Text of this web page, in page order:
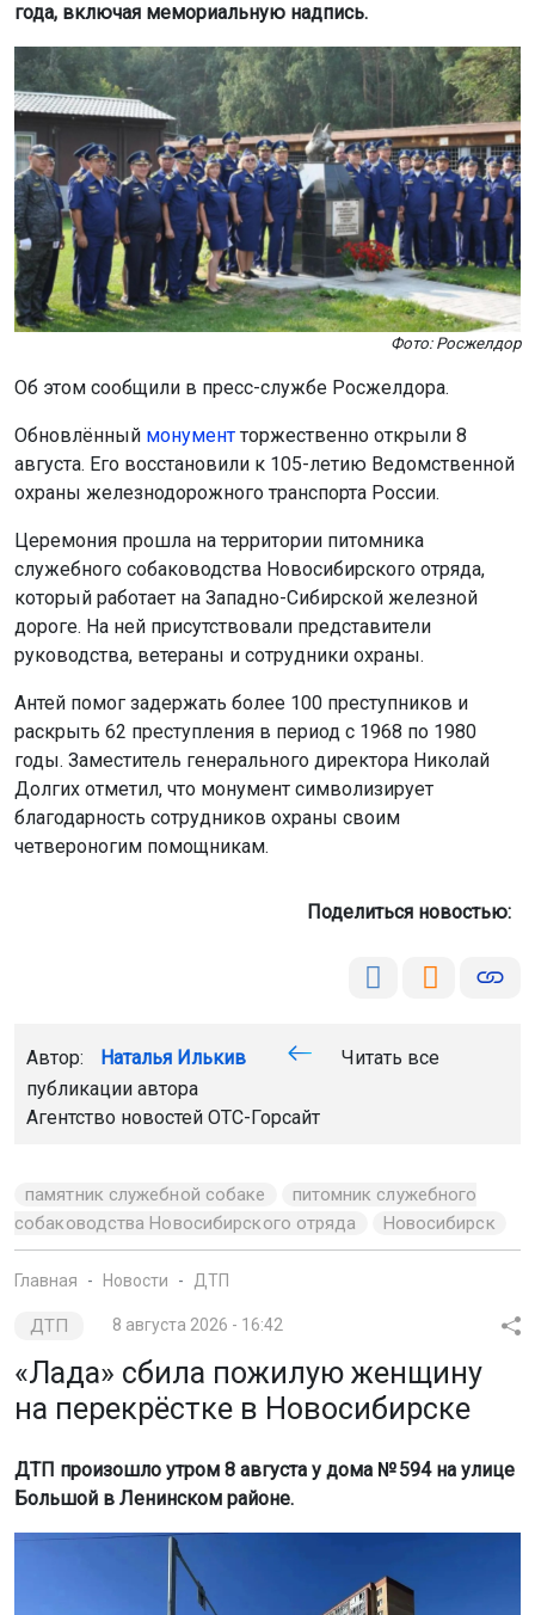
года, включая мемориальную надпись.
Фото: Росжелдор
Об этом сообщили в пресс-службе Росжелдора.
Обновлённый монумент торжественно открыли 8
августа. Его восстановили к 105-летию Ведомственной
охраны железнодорожного транспорта России.
Церемония прошла на территории питомника
служебного собаководства Новосибирского отряда,
который работает на Западно-Сибирской железной
дороге. На ней присутствовали представители
руководства, ветераны и сотрудники охраны.
Антей помог задержать более 100 преступников и
раскрыть 62 преступления в период с 1968 по 1980
годы. Заместитель генерального директора Николай
Долгих отметил, что монумент символизирует
благодарность сотрудников охраны своим
четвероногим помощникам.
Поделиться новостью:
Автор: Наталья Илькив
Читать все
публикации автора
Агентство новостей ОТС-Горсайт
памятник служебной собаке
питомник служебного
собаководства Новосибирского отряда
Новосибирск
Главная Новости ДТП
ДТП 8 августа 2026 - 16:42
«Лада» сбила пожилую женщину
на перекрёстке в Новосибирске
ДТП произошло утром 8 августа у дома № 594 на улице
Большой в Ленинском районе.